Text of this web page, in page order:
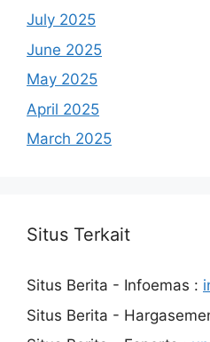
July 2025
June 2025
May 2025
April 2025
March 2025
Situs Terkait
Situs Berita - Infoemas :
Situs Berita -